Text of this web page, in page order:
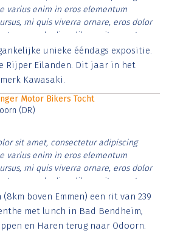
varius enim in eros elementum
mi quis viverra ornare, eros dolor
commodo diam libero vitae erat.
nibh et justo cursus id rutrum lorem
sem vitae risus tristique posuere.
unieke ééndags expositie.
Rijper Eilanden. Dit jaar in het
Kawasaki.
Motor Bikers Tocht
(DR)
sit amet, consectetur adipiscing
varius enim in eros elementum
mi quis viverra ornare, eros dolor
commodo diam libero vitae erat.
nibh et justo cursus id rutrum lorem
sem vitae risus tristique posuere.
boven Emmen) een rit van 239
met lunch in Bad Bendheim,
en Haren terug naar Odoorn.